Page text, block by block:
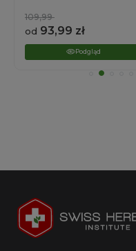
od 34,99 zł
Podgląd